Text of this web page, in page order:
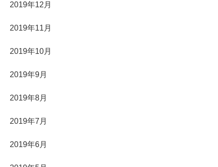
2019年12月
2019年11月
2019年10月
2019年9月
2019年8月
2019年7月
2019年6月